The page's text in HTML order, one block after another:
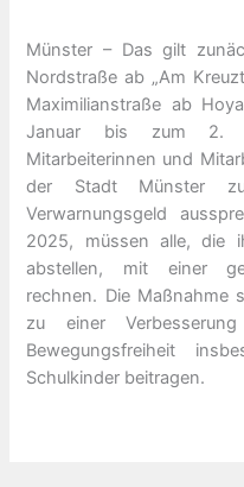
Münster – Das gilt
Nordstraße ab „Am
Maximilianstraße ab
Januar bis zum 2.
Mitarbeiterinnen und
der Stadt Münster
Verwarnungsgeld
2025, müssen alle, die
abstellen, mit einer
rechnen. Die Maßnahme
zu einer
Bewegungsfreiheit
Schulkinder beitragen.